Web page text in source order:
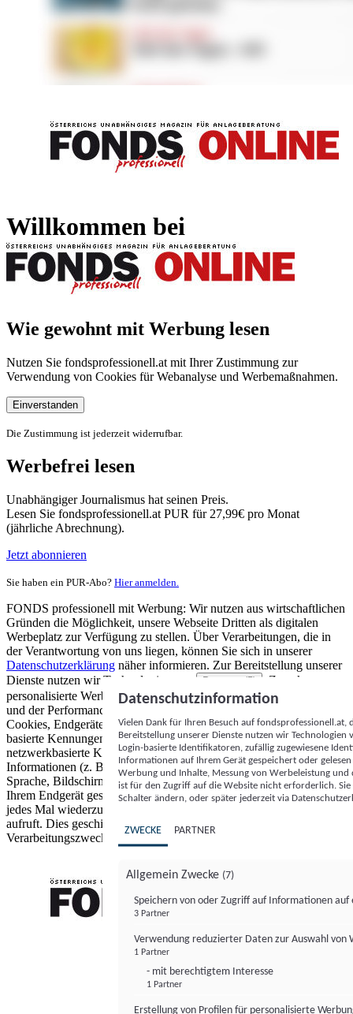
Willkommen bei
Wie gewohnt mit Werbung lesen
Nutzen Sie fondsprofessionell.at mit Ihrer Zustimmung zur
Verwendung von Cookies für Webanalyse und Werbemaßnahmen.
Einverstanden
Die Zustimmung ist jederzeit widerrufbar.
Werbefrei lesen
Unabhängiger Journalismus hat seinen Preis.
Lesen Sie fondsprofessionell.at PUR für 27,99€ pro Monat
(jährliche Abrechnung).
Jetzt abonnieren
Sie haben ein PUR-Abo? Hier anmelden.
FONDS professionell mit Werbung: Wir nutzen aus wirtschaftlichen
Gründen die Möglichkeit, unsere Webseite Dritten als digitalen
Werbeplatz zur Verfügung zu stellen. Über Verarbeitungen, die in
der Verantwortung von uns liegen, können Sie sich in unserer
Datenschutzerklärung näher informieren. Zur Bereitstellung unserer
Dienste nutzen wir Technologien von
Partnern (5)
. Zwecke:
personalisierte Werbung und Inhalte, Messung von Werbeleistung
und der Performance von Inhalten sowie Zielgruppenforschung.
Cookies, Endgeräte- oder ähnliche Online-Kennungen (z. B. login-
basierte Kennungen, zufällig generierte Kennungen,
netzwerkbasierte Kennungen) können zusammen mit anderen
Informationen (z. B. Browsertyp und Browserinformationen,
Sprache, Bildschirmgröße, unterstützte Technologien usw.) auf
Ihrem Endgerät gespeichert oder von dort ausgelesen werden, um es
jedes Mal wiederzuerkennen, wenn es eine App oder einer Webseite
aufruft. Dies geschieht für einen oder mehrere der hier aufgeführten
Verarbeitungszwecke.
Datenschutzinformation
Vielen Dank für Ihren Besuch auf
Bereitstellung unserer Dienste nutzen wir Technologien
Login-basierte Identifikatoren, zufällig zugewiesene
Informationen auf Ihrem Gerät gespeichert oder
Werbung und Inhalte, Messung von Werbeleistung
ist für den Zugriff auf die Website nicht erforderlich.
Schalter ändern, oder später jederzeit via
ZWECKE PARTNER
Allgemein Zwecke (7)
Speichern von oder Zugriff auf Informationen auf
3 Partner
Verwendung reduzierter Daten zur Auswahl von
1 Partner
- mit berechtigtem Interesse
1 Partner
Erstellung von Profilen für personalisierte
FONDS professionell